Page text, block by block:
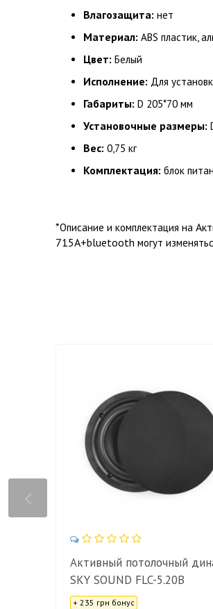
Влагозащита: нет
Материал: ABS пластик,
Цвет: Белый
Исполнение: Для
Габариты: D 205*70 мм
Установочные размеры:
Вес: 0,75 кг
Комплектация: блок
*Описание и комплектация на
715A+bluetooth могут
Активный потолочный
SKY SOUND FLC-5.20B
Цена:
+ 235 грн бонус